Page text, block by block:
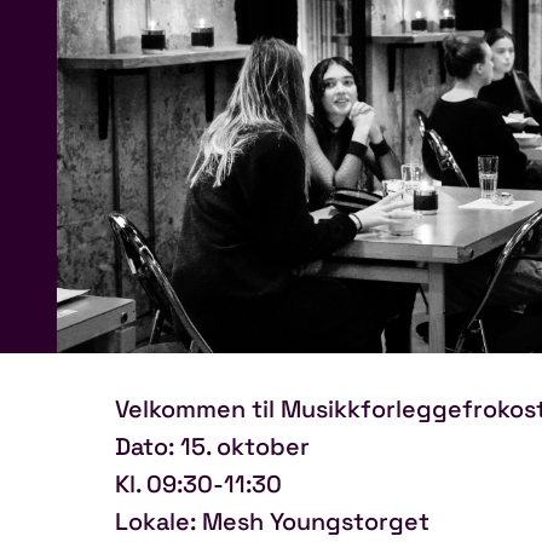
Velkommen til
Dato: 15. oktober
Kl. 09:30-11:30
Lokale: Mesh Youngstorget